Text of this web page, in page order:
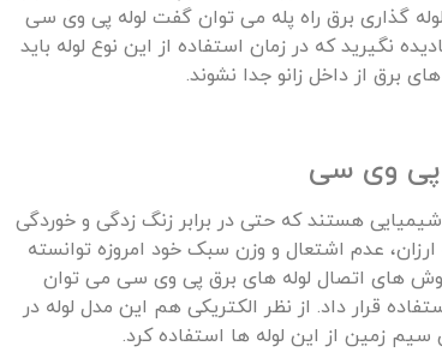
می کنند که برای لوله گذاری برق راه پله می توان گفت لوله پی وی سی
نگیرید که در زمان استفاده از این نوع لوله باید
برق از داخل زانو جدا نشوند.
پی وی سی
هستند که حتی در برابر زنگ زدگی و خوردگی
عدم اشتعال و وزن سبک خود امروزه توانسته
روش های اتصال لوله های برق پی وی سی می توان
قرار داد. از نظر الکتریکی هم این مدل لوله در
زمین از این لوله ها استفاده کرد.